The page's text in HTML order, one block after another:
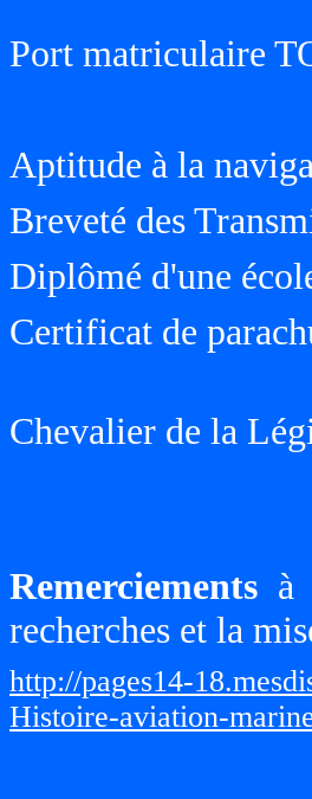
Port matriculaire
Aptitude à la
Breveté des
Diplômé d'une
Certificat de
Chevalier de la
Remerciements à
recherches et la
http://pages14-
Histoire-aviation-